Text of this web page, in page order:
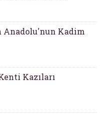
Anadolu'nun Kadim
Kazıları